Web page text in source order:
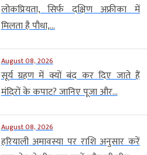
लोकप्रियता, सिर्फ दक्षिण अफ्रीका में
मिलता है पौधा,...
August 08, 2026
सूर्य ग्रहण में क्यों बंद कर दिए जाते हैं
मंदिरों के कपाट? जानिए पूजा और...
August 08, 2026
हरियाली अमावस्या पर राशि अनुसार करें